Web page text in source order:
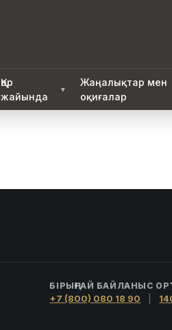
Қор
жайында
▼
Жаңалықтар мен
оқиғалар
БІРЫҢҒАЙ БАЙЛАНЫС
+7 (800) 080 18 90